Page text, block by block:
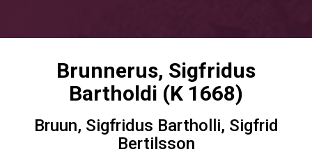
Brunnerus, Sigfridus
Bartholdi (K 1668)
Bruun, Sigfridus Bartholli, Sigfrid
Bertilsson